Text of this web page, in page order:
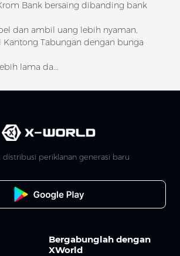
Bank bersaing dibanding bank
dan ambil uang lebih nyaman,
Kantong Tabungan dengan bunga
lama da...
distribusi periklanan generasi baru
Bergabunglah dengan
XWorld